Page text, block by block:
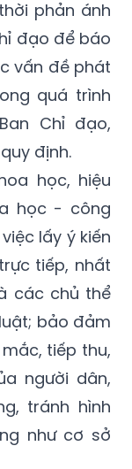
phản ánh
đạo để báo
vấn đề phát
quá trình
Chỉ đạo,
định.
học, hiệu
học - công
lấy ý kiến
tiếp, nhất
các chủ thể
bảo đảm
tiếp thu,
người dân,
tránh hình
như cơ sở